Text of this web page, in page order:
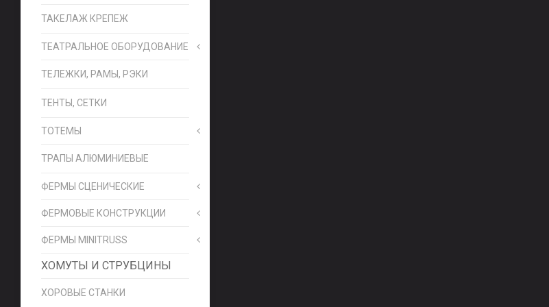
ТАКЕЛАЖ КРЕПЕЖ
ТЕАТРАЛЬНОЕ ОБОРУДОВАНИЕ
ТЕЛЕЖКИ, РАМЫ, РЭКИ
ТЕНТЫ, СЕТКИ
ТОТЕМЫ
ТРАПЫ АЛЮМИНИЕВЫЕ
ФЕРМЫ СЦЕНИЧЕСКИЕ
ФЕРМОВЫЕ КОНСТРУКЦИИ
ФЕРМЫ MINITRUSS
ХОМУТЫ И СТРУБЦИНЫ
ХОРОВЫЕ СТАНКИ